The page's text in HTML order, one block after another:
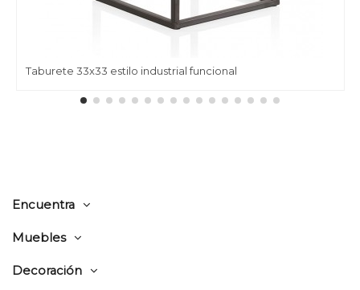
Taburete 33x33 estilo industrial funcional
Encuentra
Muebles
Decoración